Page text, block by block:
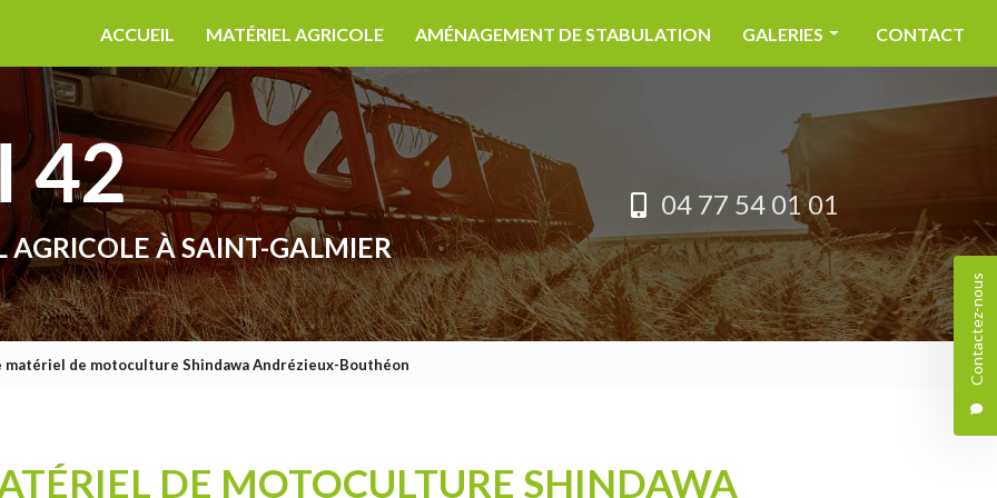
Contactez-nous
ACCUEIL
MATÉRIEL AGRICOLE AMÉNAGEMENT DE STABULATION GALERIES
AMÉNAGEMENT DE
CONTACT
AGRICOLEÀ SAINT-GALMIER
04 77 54 01 01
matériel de motoculture Shindawa Andrézieux-Bouthéon
DE MOTOCULTURE SHINDAWA